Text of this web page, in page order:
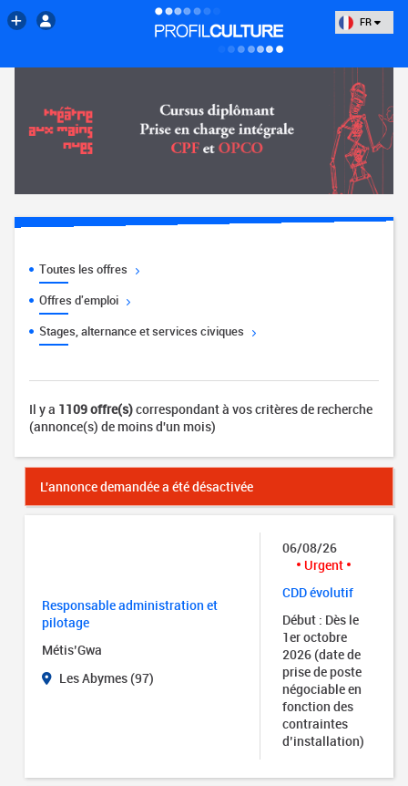
FR
Toutes les offres
Offres d'emploi
Stages, alternance et services civiques
Il y a 1109 offre(s)correspondant à vos critères de recherche
(annonce(s) de moins d'un mois)
L'annonce demandée a été désactivée
Responsable administration et
pilotage
Métis’Gwa
Les Abymes (97)
06/08/26
Urgent
CDD évolutif
Début : Dès le
1er octobre
2026 (date de
prise de poste
négociable en
fonction des
contraintes
d’installation)